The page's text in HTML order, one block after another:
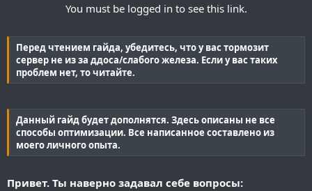
You must be logged in to see this link.
Перед чтением гайда, убедитесь, что у вас тормозит
сервер не из за ддоса/слабого железа. Если у вас таких
проблем нет, то читайте.
Данный гайд будет дополнятся. Здесь описаны не все
способы оптимизации. Все написанное составлено из
моего личного опыта.
Привет. Ты наверно задавал себе вопросы: